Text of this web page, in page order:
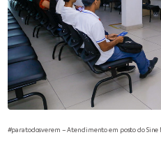
#paratodosverem – Atendimento em posto do Sine